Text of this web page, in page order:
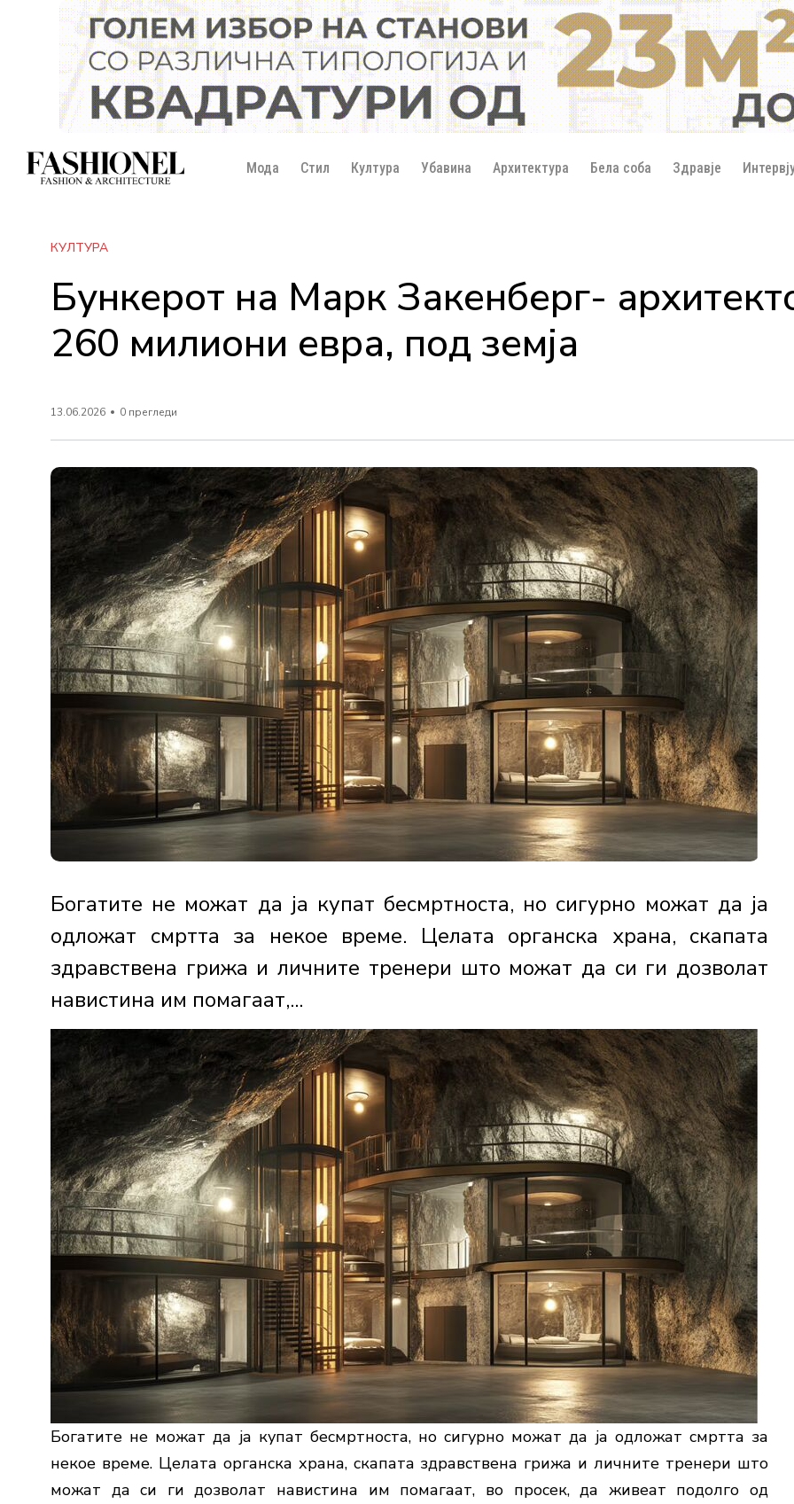
Мода Стил Култура Убавина Архитектура Бела соба Здравје
КУЛТУРА
Бункерот на Марк Закенберг-
260 милиони евра, под земја
13.06.2026 0 прегледи
Богатите не можат да ја купат бесмртноста, но сигурно можат да ја
одложат смртта за некое време. Целата органска храна, скапата
здравствена грижа и личните тренери што можат да си ги дозволат
навистина им помагаат,...
Богатите не можат да ја купат бесмртноста, но сигурно можат да ја одложат смртта за
некое време. Целата органска храна, скапата здравствена грижа и личните тренери што
можат да си ги дозволат навистина им помагаат, во просек, да живеат подолго од